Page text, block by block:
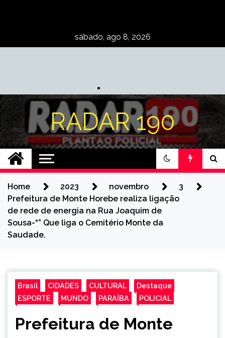
sábado, ago 8, 2026
RADAR 190
Home 2023 novembro
3
Prefeitura de Monte Horebe realiza ligação
de rede de energia na Rua Joaquim de
Sousa-“” Que liga o Cemitério Monte da
Saudade.
Brasil CIDADES CULTURAL
Destaque
ESPORTE
MUNDO PARAÍBA POLICIAL
Prefeitura de Monte